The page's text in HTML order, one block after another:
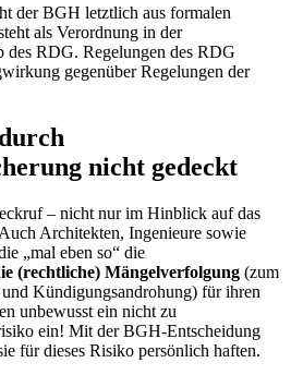
der BGH letztlich aus formalen
als Verordnung in der
des RDG. Regelungen des RDG
gegenüber Regelungen der
nicht gedeckt
– nicht nur im Hinblick auf das
Architekten, Ingenieure sowie
„mal eben so“ die
(rechtliche) Mängelverfolgung (zum
Kündigungsandrohung) für ihren
unbewusst ein nicht zu
ein! Mit der BGH-Entscheidung
für dieses Risiko persönlich haften.